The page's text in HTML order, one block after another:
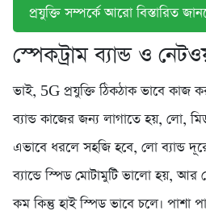
প্রযুক্তি সম্পর্কে আরো বিস্তারিত
স্পেকট্রাম ব্যান্ড ও
ভাই, 5G প্রযুক্তি ঠিকঠাক ভাবে কাজ
ব্যান্ড কাজের জন্য লাগাতে হয়, লো,
এভাবে ধরলে সহজি হবে, লো ব্যান্ড
ব্যান্ডে স্পিড মোটামুটি ভালো হয়, আর
কম কিন্তু হাই স্পিড ভাবে চলে।